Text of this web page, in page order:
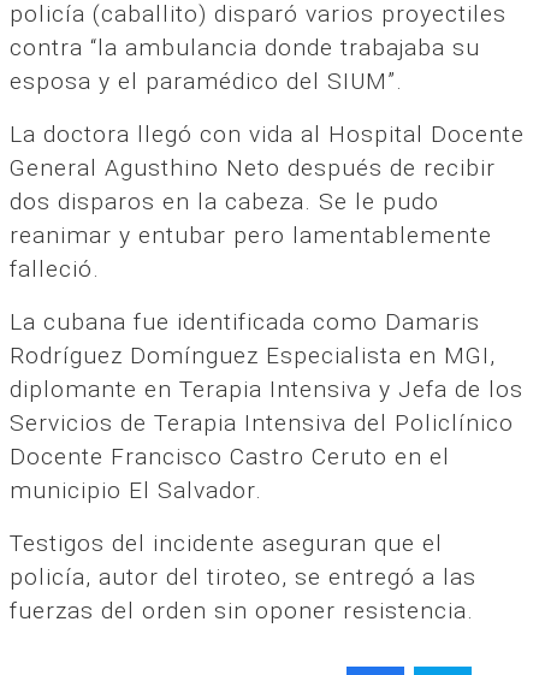
policía (caballito) disparó varios proyectiles
contra “la ambulancia donde trabajaba su
esposa y el paramédico del SIUM”.
La doctora llegó con vida al Hospital Docente
General Agusthino Neto después de recibir
dos disparos en la cabeza. Se le pudo
reanimar y entubar pero lamentablemente
falleció.
La cubana fue identificada como Damaris
Rodríguez Domínguez Especialista en MGI,
diplomante en Terapia Intensiva y Jefa de los
Servicios de Terapia Intensiva del Policlínico
Docente Francisco Castro Ceruto en el
municipio El Salvador.
Testigos del incidente aseguran que el
policía, autor del tiroteo, se entregó a las
fuerzas del orden sin oponer resistencia.